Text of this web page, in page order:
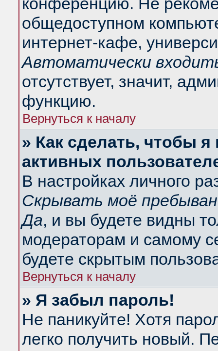
общедоступном
интернет-кафе,
Автоматически
отсутствует, значит,
функцию.
Вернуться к началу
» Как сделать, чтобы
активных
В настройках личного
Скрывать моё
Да, и вы будете видны
модераторам и самому
будете скрытым
Вернуться к началу
» Я забыл пароль!
Не паникуйте! Хотя
легко получить новый.